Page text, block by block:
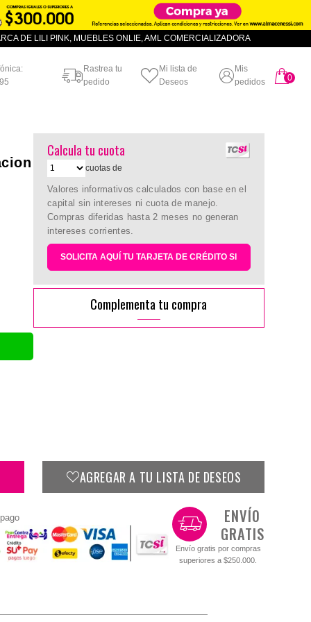
DE LILI PINK, MUEBLES ONLIE, AML COMERCIALIZADORA
Rastrea tu
pedido
Mi lista de
Deseos
Mis
pedidos
0
Calcula tu cuota
cuotas de
Valores informativos calculados con base en el
capital sin intereses ni cuota de manejo.
Compras diferidas hasta 2 meses no generan
intereses corrientes.
SOLICITA AQUÍ TU TARJETA DE CRÉDITO SI
Complementa tu compra
AGREGAR A TU LISTA DE DESEOS
ENVÍO
GRATIS
Envío gratis por compras
superiores a $250.000.